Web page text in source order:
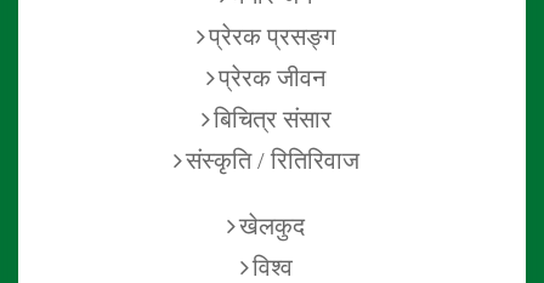
प्रेरक प्रसङ्ग
प्रेरक जीवन
बिचित्र संसार
संस्कृति / रितिरिवाज
खेलकुद
विश्व